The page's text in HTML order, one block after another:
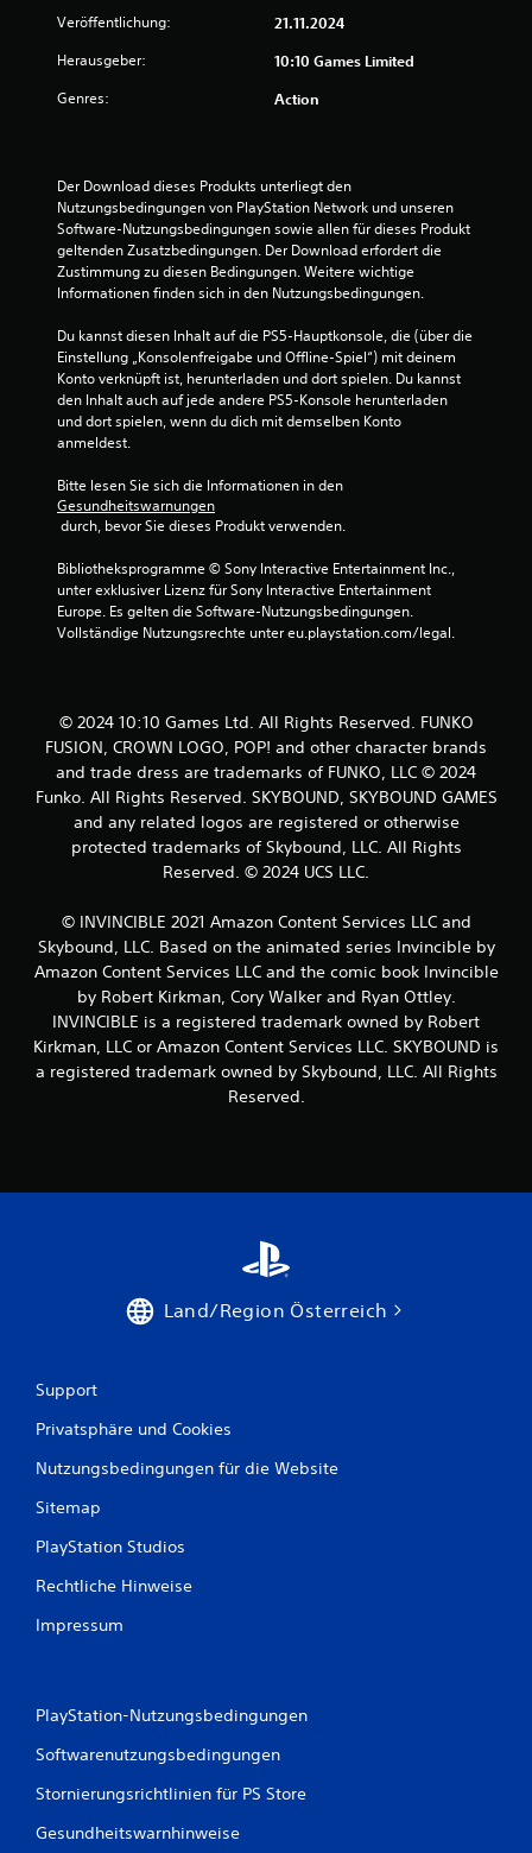
4
.
9
v
o
t
r
n
e
n
u
s
5
4
Veröffentlichung: 21.11.2024
Herausgeber: 10:10 Games Limited
Genres: Action
Der Download dieses Produkts unterliegt den
Nutzungsbedingungen von PlayStation Network und unseren
Software-Nutzungsbedingungen sowie allen für dieses Produkt
geltenden Zusatzbedingungen. Der Download erfordert die
Zustimmung zu diesen Bedingungen. Weitere wichtige
Informationen finden sich in den Nutzungsbedingungen.
Du kannst diesen Inhalt auf die PS5-Hauptkonsole, die (über die
Einstellung „Konsolenfreigabe und Offline-Spiel“) mit deinem
Konto verknüpft ist, herunterladen und dort spielen. Du kannst
den Inhalt auch auf jede andere PS5-Konsole herunterladen
und dort spielen, wenn du dich mit demselben Konto
anmeldest.
Bitte lesen Sie sich die Informationen in den
Gesundheitswarnungen
durch, bevor Sie dieses Produkt verwenden.
Bibliotheksprogramme © Sony Interactive Entertainment Inc.,
unter exklusiver Lizenz für Sony Interactive Entertainment
Europe. Es gelten die Software-Nutzungsbedingungen.
Vollständige Nutzungsrechte unter eu.playstation.com/legal.
© 2024 10:10 Games Ltd. All Rights Reserved. FUNKO
FUSION, CROWN LOGO, POP! and other character brands
and trade dress are trademarks of FUNKO, LLC © 2024
Funko. All Rights Reserved. SKYBOUND, SKYBOUND GAMES
and any related logos are registered or otherwise
protected trademarks of Skybound, LLC. All Rights
Reserved. © 2024 UCS LLC.
© INVINCIBLE 2021 Amazon Content Services LLC and
Skybound, LLC. Based on the animated series Invincible by
Amazon Content Services LLC and the comic book Invincible
by Robert Kirkman, Cory Walker and Ryan Ottley.
INVINCIBLE is a registered trademark owned by Robert
Kirkman, LLC or Amazon Content Services LLC. SKYBOUND is
a registered trademark owned by Skybound, LLC. All Rights
Reserved.
Land/Region Österreich
Support
Privatsphäre und Cookies
Nutzungsbedingungen für die Website
Sitemap
PlayStation Studios
Rechtliche Hinweise
Impressum
PlayStation-Nutzungsbedingungen
Softwarenutzungsbedingungen
Stornierungsrichtlinien für PS Store
Gesundheitswarnhinweise